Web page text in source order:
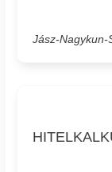
Jász-Nagykun-